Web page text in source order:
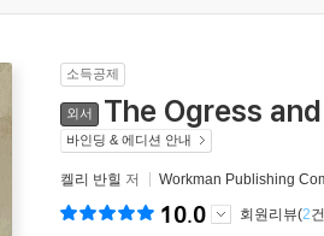
소득공제
외서 The Ogress
바인딩 & 에디션 안내
켈리 반힐 저 Workman Publishing
10.0 회원리뷰(2